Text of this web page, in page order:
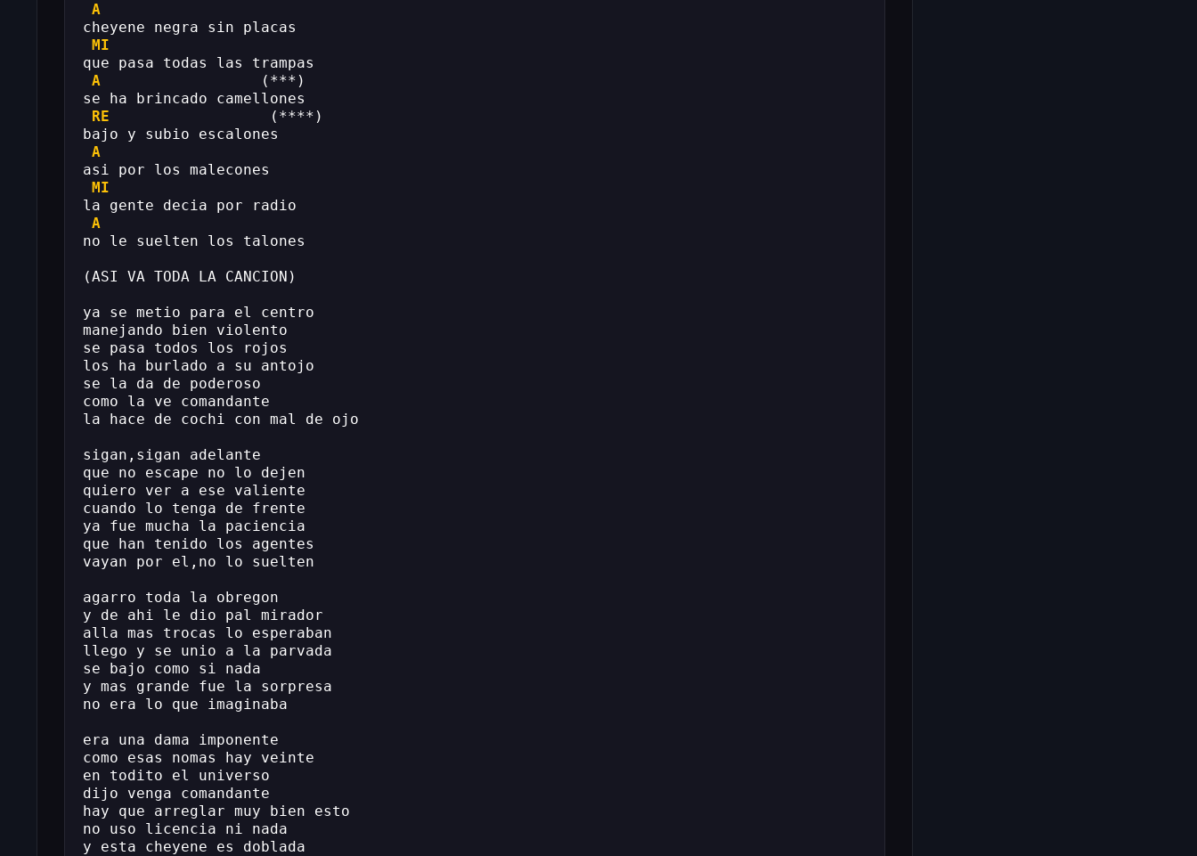
A
cheyene negra sin placas
MI
que pasa todas las trampas
A (***)
se ha brincado camellones
RE (****)
bajo y subio escalones
A
asi por los malecones
MI
la gente decia por radio
A
no le suelten los talones
(ASI VA TODA LA CANCION)
ya se metio para el centro
manejando bien violento
se pasa todos los rojos
los ha burlado a su antojo
se la da de poderoso
como la ve comandante
la hace de cochi con mal de ojo
sigan,sigan adelante
que no escape no lo dejen
quiero ver a ese valiente
cuando lo tenga de frente
ya fue mucha la paciencia
que han tenido los agentes
vayan por el,no lo suelten
agarro toda la obregon
y de ahi le dio pal mirador
alla mas trocas lo esperaban
llego y se unio a la parvada
se bajo como si nada
y mas grande fue la sorpresa
no era lo que imaginaba
era una dama imponente
como esas nomas hay veinte
en todito el universo
dijo venga comandante
hay que arreglar muy bien esto
no uso licencia ni nada
y esta cheyene es doblada